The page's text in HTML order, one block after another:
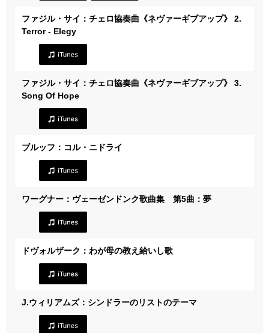
ファジル・サイ：チェロ協奏曲《ネヴァーギブアップ》 2.
Terror - Elegy
ファジル・サイ：チェロ協奏曲《ネヴァーギブアップ》 3.
Song Of Hope
ブルッフ：コル・ニドライ
ワーグナー：ヴェーゼンドンク歌曲集 第5曲：夢
ドヴォルザーク：わが母の教え給いし歌
J.ウィリアムズ：シンドラーのリストのテーマ